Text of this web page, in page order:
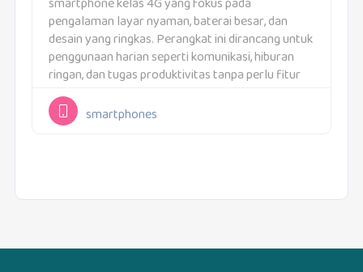
smartphone kelas 4G yang fokus pada
pengalaman layar nyaman, baterai besar, dan
desain yang ringkas. Perangkat ini dirancang untuk
penggunaan harian seperti komunikasi, hiburan
ringan, dan tugas produktivitas tanpa perlu fitur
yang berlebihan. Keunggulan utamanya adalah
kombinasi baterai tahan lama serta antarmuka
yang...
smartphones